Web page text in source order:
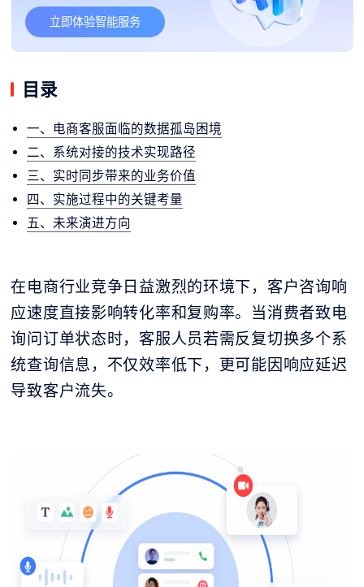
立即体验智能服务
目录
一、电商客服面临的数据孤岛困境
二、系统对接的技术实现路径
三、实时同步带来的业务价值
四、实施过程中的关键考量
五、未来演进方向
在电商行业竞争日益激烈的环境下，客户咨询响
应速度直接影响转化率和复购率。当消费者致电
询问订单状态时，客服人员若需反复切换多个系
统查询信息，不仅效率低下，更可能因响应延迟
导致客户流失。